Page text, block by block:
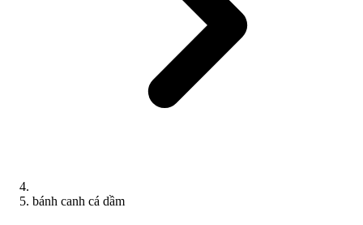
bánh canh cá dầm